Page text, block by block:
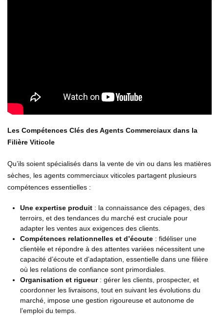
Les Compétences Clés des Agents Commerciaux dans la
Filière Viticole
Qu’ils soient spécialisés dans la vente de vin ou dans les matières
sèches, les agents commerciaux viticoles partagent plusieurs
compétences essentielles :
Une expertise produit: la connaissance des cépages, des
terroirs, et des tendances du marché est cruciale pour
adapter les ventes aux exigences des clients.
Compétences relationnelles et d’écoute: fidéliser une
clientèle et répondre à des attentes variées nécessitent une
capacité d’écoute et d’adaptation, essentielle dans une filière
où les relations de confiance sont primordiales.
Organisation et rigueur: gérer les clients, prospecter, et
coordonner les livraisons, tout en suivant les évolutions du
marché, impose une gestion rigoureuse et autonome de
l’emploi du temps.